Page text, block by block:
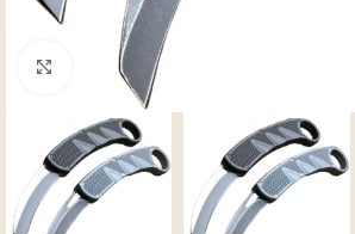
Klicka för att förstora